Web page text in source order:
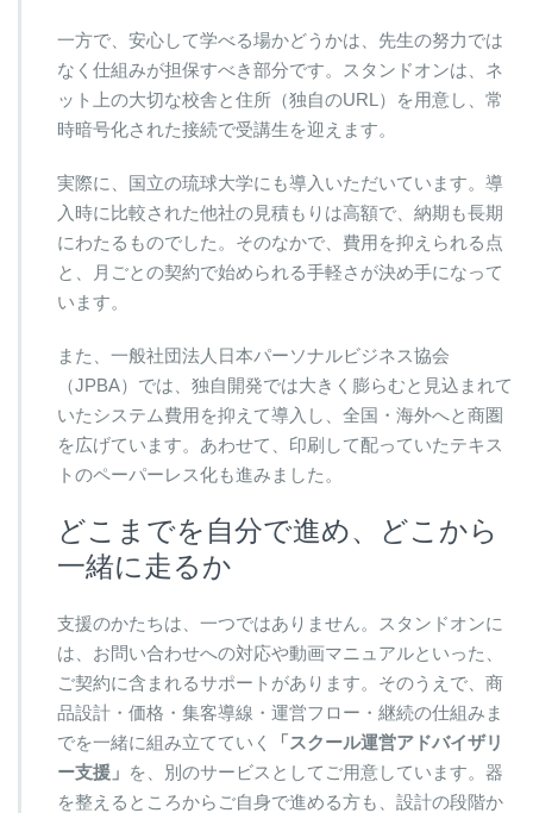
一方で、安心して学べる場かどうかは、先生の努力では
なく仕組みが担保すべき部分です。スタンドオンは、ネ
ット上の大切な校舎と住所（独自のURL）を用意し、常
時暗号化された接続で受講生を迎えます。
実際に、国立の琉球大学にも導入いただいています。導
入時に比較された他社の見積もりは高額で、納期も長期
にわたるものでした。そのなかで、費用を抑えられる点
と、月ごとの契約で始められる手軽さが決め手になって
います。
また、一般社団法人日本パーソナルビジネス協会
（JPBA）では、独自開発では大きく膨らむと見込まれて
いたシステム費用を抑えて導入し、全国・海外へと商圏
を広げています。あわせて、印刷して配っていたテキス
トのペーパーレス化も進みました。
どこまでを自分で進め、どこから
一緒に走るか
支援のかたちは、一つではありません。スタンドオンに
は、お問い合わせへの対応や動画マニュアルといった、
ご契約に含まれるサポートがあります。そのうえで、商
品設計・価格・集客導線・運営フロー・継続の仕組みま
でを一緒に組み立てていく
「スクール運営アドバイザリ
ー支援」 を、別のサービスとしてご用意しています。器
を整えるところからご自身で進める方も、設計の段階か